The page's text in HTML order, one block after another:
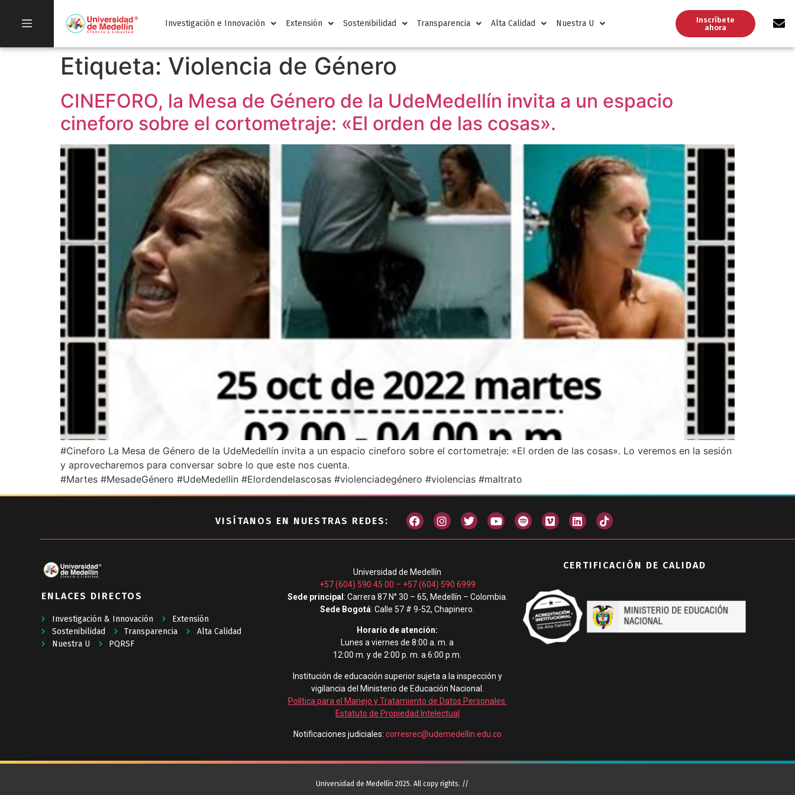
Investigación e Innovación Extensión Sostenibilidad Transparencia Alta Calidad Nuestra U
Inscríbete
ahora
Etiqueta: Violencia de Género
CINEFORO, la Mesa de Género de la UdeMedellín invita a un espacio
cineforo sobre el cortometraje: «El orden de las cosas».
#Cineforo La Mesa de Género de la UdeMedellín invita a un espacio cineforo sobre el cortometraje: «El orden de las cosas». Lo veremos en la sesión
y aprovecharemos para conversar sobre lo que este nos cuenta.
#Martes #MesadeGénero #UdeMedellin #Elordendelascosas #violenciadegénero #violencias #maltrato
VISÍTANOS EN NUESTRAS REDES:
ENLACES DIRECTOS
Investigación & Innovación
Extensión
Sostenibilidad
Transparencia
Alta Calidad
Nuestra U
PQRSF
Universidad de Medellín
+57 (604) 590 45 00 – +57 (604) 590 6999
Sede principal : Carrera 87 N° 30 – 65, Medellín – Colombia.
Sede Bogotá: Calle 57 # 9-52, Chapinero.
Horario de atención:
Lunes a viernes de 8:00 a. m. a
12:00 m. y de 2:00 p. m. a 6:00 p.m.
Institución de educación superior sujeta a la inspección y
vigilancia del Ministerio de Educación Nacional.
Política para el Manejo y Tratamiento de Datos Personales
Estatuto de Propiedad Intelectual
Notificaciones judiciales: corresrec@udemedellin.edu.co
CERTIFICACIÓN DE CALIDAD
Universidad de Medellín 2025. All copy rights. //